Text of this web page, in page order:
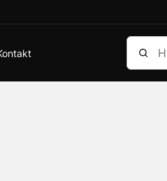
Vyhľadať